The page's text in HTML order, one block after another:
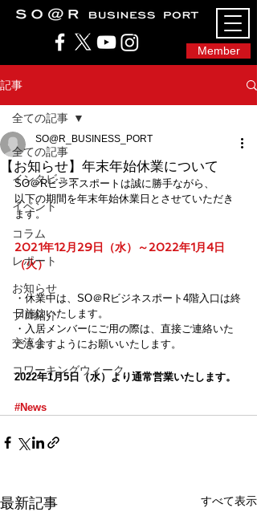
Member
SO@Rビジネスポート｜広島市のシェアオフィ
ス・コワーキングスペース
記事
全ての記事
インタビュー
イベント
コラム
レポート
お知らせ
プロ紹介
交流会
コワーキングウィーク
全ての記事
【お知らせ】年末年始休業について
SO@R_BUSINESS_PORT
SO＠Rビジネスポートは誠に勝手ながら、
以下の期間を年末年始休業日とさせていただき
ます。
2021年12月29日（水）～2022年1月4日
（火）
・休業中は、SO＠Rビジネスポート4階入口は終
日施錠いたします。
・入居メンバーにご用の際は、直接ご連絡いた
だきますようにお願いいたします。
2022年1月5日（水）より通常営業いたします。
#News
最新記事 すべて表示